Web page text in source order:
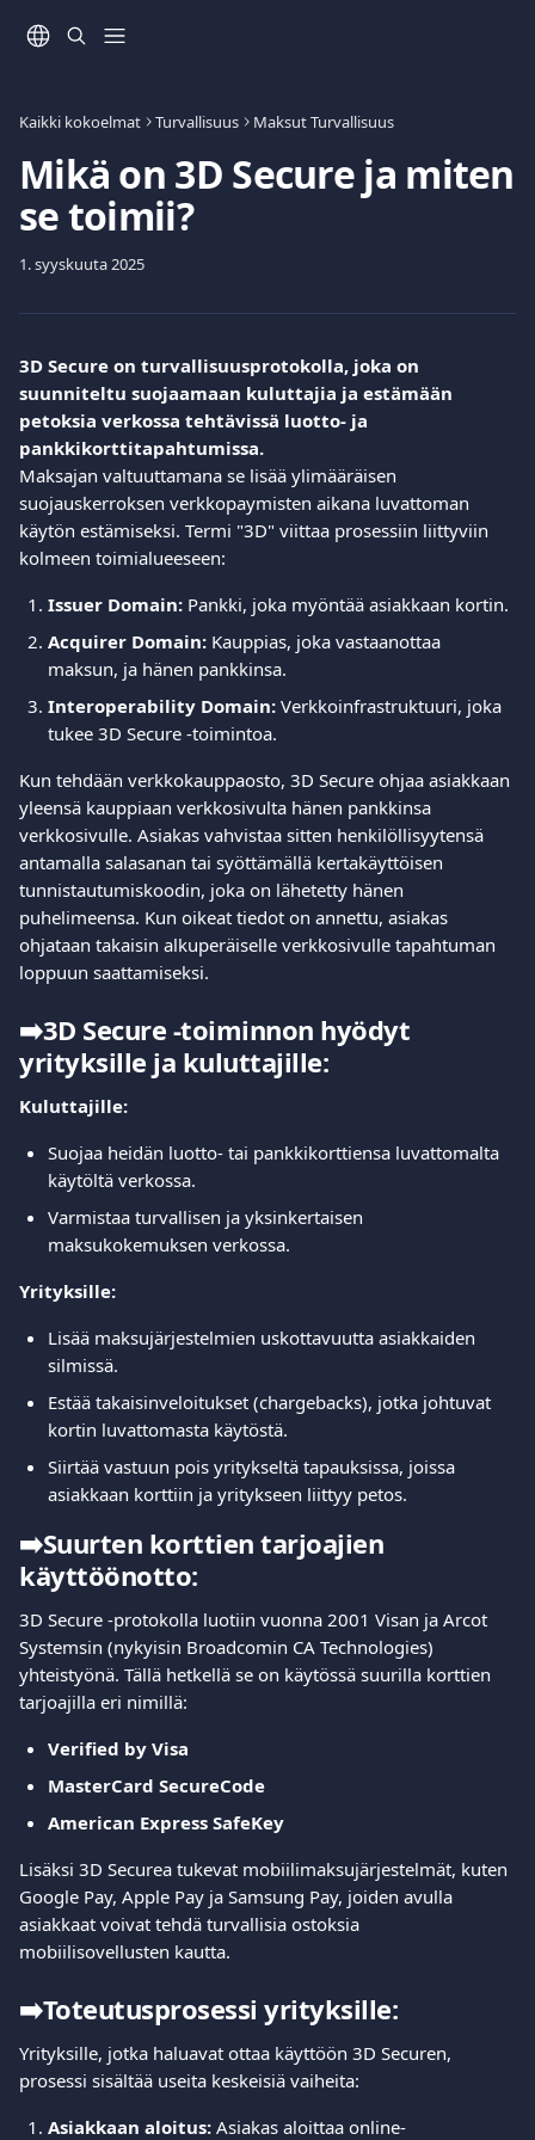
Kaikki kokoelmat Turvallisuus Maksut Turvallisuus
Mikä on 3D Secure ja miten
se toimii?
1. syyskuuta 2025
3D Secure on turvallisuusprotokolla, joka on
suunniteltu suojaamaan kuluttajia ja estämään
petoksia verkossa tehtävissä luotto- ja
pankkikorttitapahtumissa.
Maksajan valtuuttamana se lisää ylimääräisen
suojauskerroksen verkkopaymisten aikana luvattoman
käytön estämiseksi. Termi "3D" viittaa prosessiin liittyviin
kolmeen toimialueeseen:
Issuer Domain: Pankki, joka myöntää asiakkaan kortin.
Acquirer Domain: Kauppias, joka vastaanottaa
maksun, ja hänen pankkinsa.
Interoperability Domain: Verkkoinfrastruktuuri, joka
tukee 3D Secure -toimintoa.
Kun tehdään verkkokauppaosto, 3D Secure ohjaa asiakkaan
yleensä kauppiaan verkkosivulta hänen pankkinsa
verkkosivulle. Asiakas vahvistaa sitten henkilöllisyytensä
antamalla salasanan tai syöttämällä kertakäyttöisen
tunnistautumiskoodin, joka on lähetetty hänen
puhelimeensa. Kun oikeat tiedot on annettu, asiakas
ohjataan takaisin alkuperäiselle verkkosivulle tapahtuman
loppuun saattamiseksi.
➡️3D Secure -toiminnon hyödyt
yrityksille ja kuluttajille:
Kuluttajille:
Suojaa heidän luotto- tai pankkikorttiensa luvattomalta
käytöltä verkossa.
Varmistaa turvallisen ja yksinkertaisen
maksukokemuksen verkossa.
Yrityksille:
Lisää maksujärjestelmien uskottavuutta asiakkaiden
silmissä.
Estää takaisinveloitukset (chargebacks), jotka johtuvat
kortin luvattomasta käytöstä.
Siirtää vastuun pois yritykseltä tapauksissa, joissa
asiakkaan korttiin ja yritykseen liittyy petos.
➡️Suurten korttien tarjoajien
käyttöönotto:
3D Secure -protokolla luotiin vuonna 2001 Visan ja Arcot
Systemsin (nykyisin Broadcomin CA Technologies)
yhteistyönä. Tällä hetkellä se on käytössä suurilla korttien
tarjoajilla eri nimillä:
Verified by Visa
MasterCard SecureCode
American Express SafeKey
Lisäksi 3D Securea tukevat mobiilimaksujärjestelmät, kuten
Google Pay, Apple Pay ja Samsung Pay, joiden avulla
asiakkaat voivat tehdä turvallisia ostoksia
mobiilisovellusten kautta.
➡️Toteutusprosessi yrityksille:
Yrityksille, jotka haluavat ottaa käyttöön 3D Securen,
prosessi sisältää useita keskeisiä vaiheita:
Asiakkaan aloitus: Asiakas aloittaa online-